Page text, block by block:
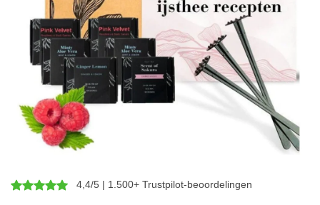
4,4/5 | 1.500+ Trustpilot-beoordelingen